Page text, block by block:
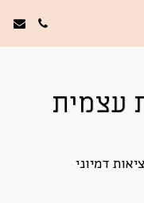
עצמית
דמיוני